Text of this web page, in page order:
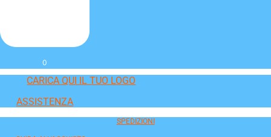
0
CARICA QUI IL TUO LOGO
ASSISTENZA
SPEDIZIONI